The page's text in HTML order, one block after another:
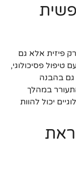
פיזית אלא גם
פסיכולוגי,
גם בהבנה
במהלך
יכול להוות